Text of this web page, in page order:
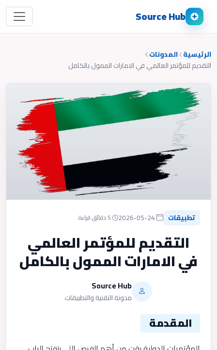
Source Hub
الرئيسية المدونات
التقديم للمؤتمر العالمي في الامارات الممول بالكامل
تطبيقات
التقديم للمؤتمر العالمي
في الامارات الممول بالكامل
Source Hub
مدونة التقنية والتطبيقات
المقدمة